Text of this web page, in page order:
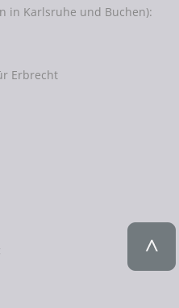
in Karlsruhe und Buchen):
Erbrecht